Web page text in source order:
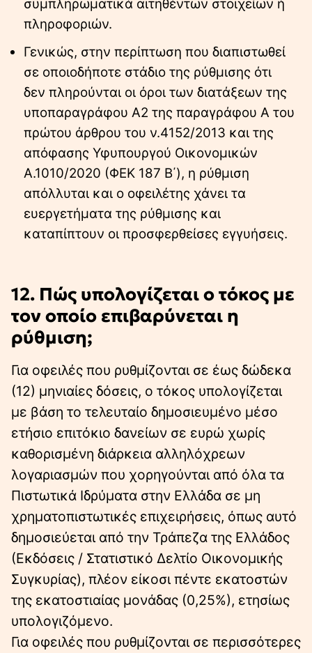
συμπληρωματικά αιτηθέντων στοιχείων ή
πληροφοριών.
Γενικώς, στην περίπτωση που διαπιστωθεί
σε οποιοδήποτε στάδιο της ρύθμισης ότι
δεν πληρούνται οι όροι των διατάξεων της
υποπαραγράφου Α2 της παραγράφου Α του
πρώτου άρθρου του ν.4152/2013 και της
απόφασης Υφυπουργού Οικονομικών
Α.1010/2020 (ΦΕΚ 187 Β΄), η ρύθμιση
απόλλυται και ο οφειλέτης χάνει τα
ευεργετήματα της ρύθμισης και
καταπίπτουν οι προσφερθείσες εγγυήσεις.
12. Πώς υπολογίζεται ο τόκος με
τον οποίο επιβαρύνεται η
ρύθμιση;
Για οφειλές που ρυθμίζονται σε έως δώδεκα
(12) μηνιαίες δόσεις, ο τόκος υπολογίζεται
με βάση το τελευταίο δημοσιευμένο μέσο
ετήσιο επιτόκιο δανείων σε ευρώ χωρίς
καθορισμένη διάρκεια αλληλόχρεων
λογαριασμών που χορηγούνται από όλα τα
Πιστωτικά Ιδρύματα στην Ελλάδα σε μη
χρηματοπιστωτικές επιχειρήσεις, όπως αυτό
δημοσιεύεται από την Τράπεζα της Ελλάδος
(Εκδόσεις / Στατιστικό Δελτίο Οικονομικής
Συγκυρίας), πλέον είκοσι πέντε εκατοστών
της εκατοστιαίας μονάδας (0,25%), ετησίως
υπολογιζόμενο.
Για οφειλές που ρυθμίζονται σε περισσότερες